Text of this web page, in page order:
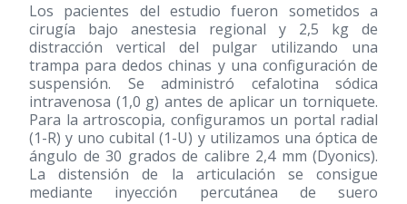
Los pacientes del estudio fueron sometidos a
cirugía bajo anestesia regional y 2,5 kg de
distracción vertical del pulgar utilizando una
trampa para dedos chinas y una configuración de
suspensión. Se administró cefalotina sódica
intravenosa (1,0 g) antes de aplicar un torniquete.
Para la artroscopia, configuramos un portal radial
(1-R) y uno cubital (1-U) y utilizamos una óptica de
ángulo de 30 grados de calibre 2,4 mm (Dyonics).
La distensión de la articulación se consigue
mediante inyección percutánea de suero